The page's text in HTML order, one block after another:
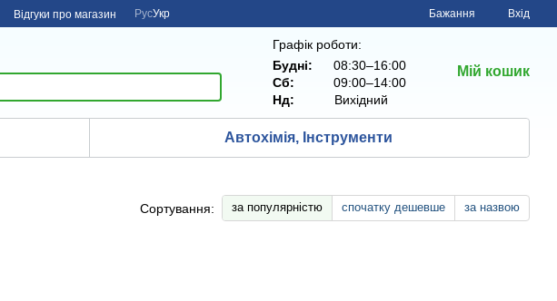
Відгуки про магазин РусУкр Бажання Вхід
Графік роботи:
Будні:
08:30–16:00
Сб:
09:00–14:00
Нд: Вихiдний
Мій кошик
Автохімія, Інструменти
Сортування: за популярністю спочатку дешевше за назвою